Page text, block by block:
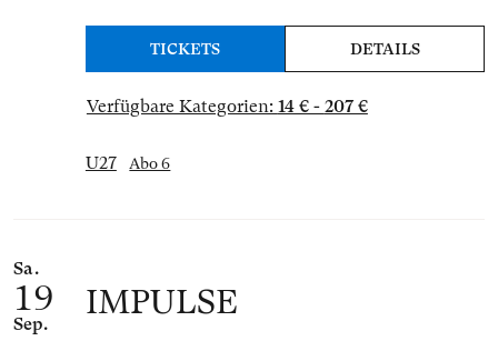
TICKETS DETAILS
Verfügbare Kategorien: 14 € - 207 €
U27 Abo 6
Sa.
19
Sep.
IMPULSE